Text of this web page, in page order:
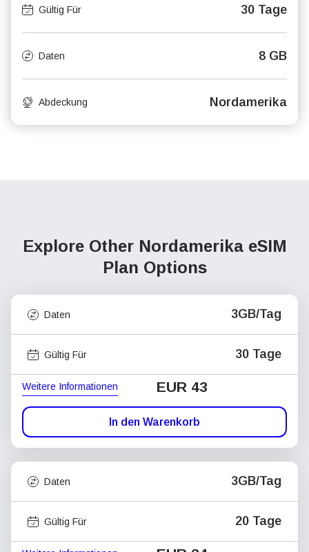
Gültig Für 30 Tage
Daten 8 GB
Abdeckung Nordamerika
Explore Other Nordamerika eSIM
Plan Options
Daten 3GB/Tag
Gültig Für 30 Tage
Weitere Informationen EUR 43
In den Warenkorb
Daten 3GB/Tag
Gültig Für 20 Tage